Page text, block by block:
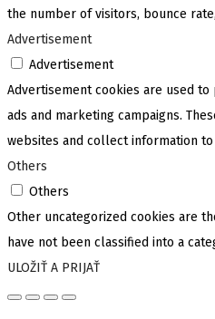
the number of visitors, bounce
Advertisement
Advertisement
Advertisement cookies are used
ads and marketing campaigns.
websites and collect information
Others
Others
Other uncategorized cookies are
have not been classified into a
ULOŽIŤ A PRIJAŤ